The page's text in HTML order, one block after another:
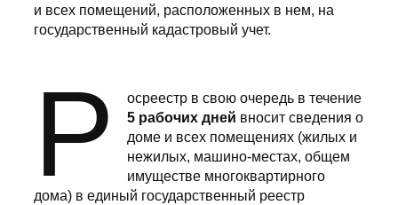
и всех помещений, расположенных в нем, на
государственный кадастровый учет.
Р
осреестр в свою очередь в течение
5 рабочих дней вносит сведения о
доме и всех помещениях (жилых и
нежилых, машино-местах, общем
имуществе многоквартирного
дома) в единый государственный реестр